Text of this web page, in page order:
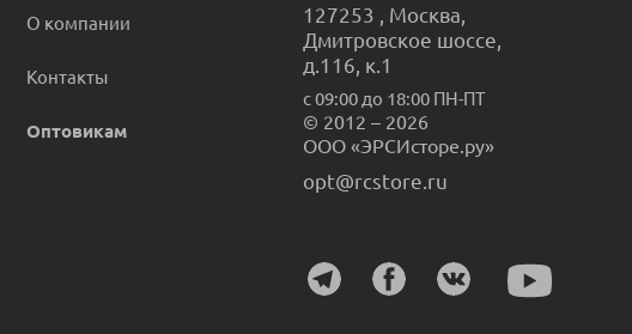
О компании
Контакты
Оптовикам
127253 Москва
Дмитровское шоссе,
д.116, к.1
с 09:00 до 18:00 ПН-ПТ
© 2012 – 2026
ООО «ЭРСИсторе.ру»
opt@rcstore.ru